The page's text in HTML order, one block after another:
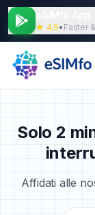
★ 4.9• Faster
Solo 2
Affidati alle